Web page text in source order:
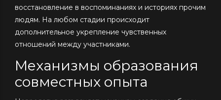
восстановление в воспоминаниях и историях прочим
людям. На любом стадии происходит
дополнительное укрепление чувственных
отношений между участниками.
Механизмы образования
совместных опыта